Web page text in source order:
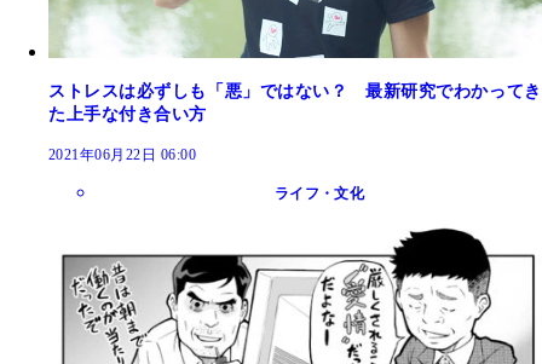
ストレスは必ずしも「悪」ではない？ 最新研究でわかってき
た上手な付き合い方
2021年06月22日 06:00
ライフ・文化